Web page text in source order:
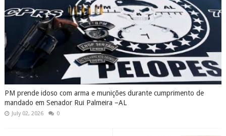
PM prende idoso com arma e munições durante cumprimento de
mandado em Senador Rui Palmeira –AL
July 02, 2026 0